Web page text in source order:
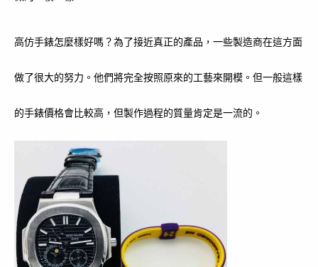
高仿手錶怎麼樣好嗎？為了接近真正的產品，一些製造商在這方面
做了很大的努力。他們將完全按照原來的工藝來開模。但一般這樣
的手錶價格會比較高，但製作過程的質量肯定是一流的。